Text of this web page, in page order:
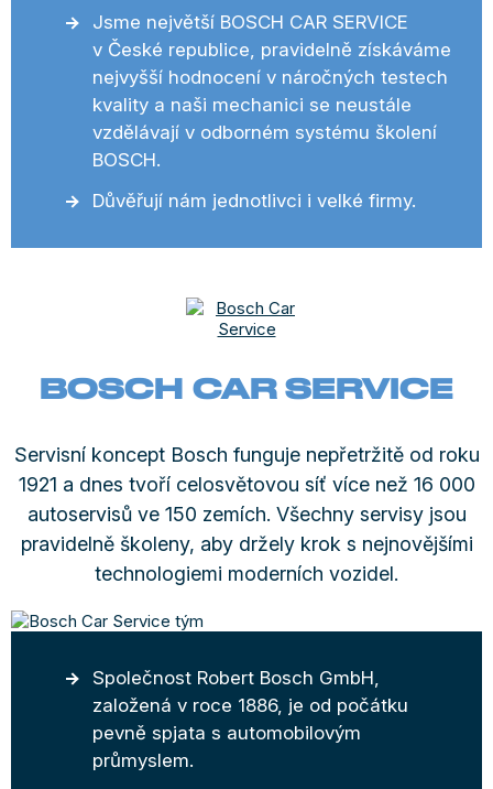
Jsme největší BOSCH CAR SERVICE
v České republice, pravidelně získáváme
nejvyšší hodnocení v náročných testech
kvality a naši mechanici se neustále
vzdělávají v odborném systému školení
BOSCH.
Důvěřují nám jednotlivci i velké firmy.
BOSCH CAR SERVICE
Servisní koncept Bosch funguje nepřetržitě od roku
1921 a dnes tvoří celosvětovou síť více než 16 000
autoservisů ve 150 zemích. Všechny servisy jsou
pravidelně školeny, aby držely krok s nejnovějšími
technologiemi moderních vozidel.
Společnost Robert Bosch GmbH,
založená v roce 1886, je od počátku
pevně spjata s automobilovým
průmyslem.